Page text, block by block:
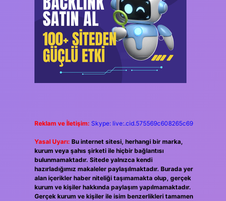
Reklam ve İletişim: Skype: live:.cid.575569c608265c69
Yasal Uyarı: Bu internet sitesi, herhangi bir marka,
kurum veya şahıs şirketi ile hiçbir bağlantısı
bulunmamaktadır. Sitede yalnızca kendi
hazırladığımız makaleler paylaşılmaktadır. Burada yer
alan içerikler haber niteliği taşımamakta olup, gerçek
kurum ve kişiler hakkında paylaşım yapılmamaktadır.
Gerçek kurum ve kişiler ile isim benzerlikleri tamamen